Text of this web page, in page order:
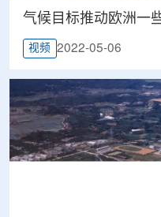
气候目标推动欧洲一
视频 2022-05-06